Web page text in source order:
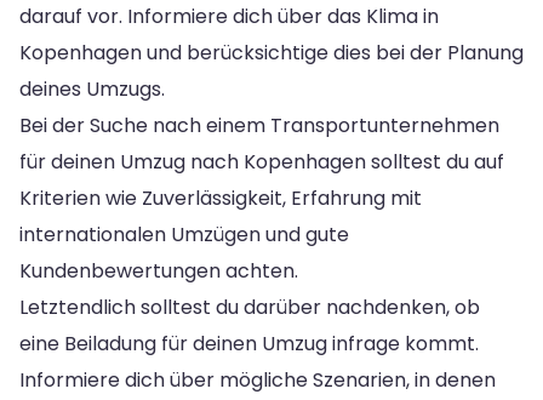
darauf vor. Informiere dich über das Klima in
Kopenhagen und berücksichtige dies bei der Planung
deines Umzugs.
Bei der Suche nach einem Transportunternehmen
für deinen Umzug nach Kopenhagen solltest du auf
Kriterien wie Zuverlässigkeit, Erfahrung mit
internationalen Umzügen und gute
Kundenbewertungen achten.
Letztendlich solltest du darüber nachdenken, ob
eine Beiladung für deinen Umzug infrage kommt.
Informiere dich über mögliche Szenarien, in denen